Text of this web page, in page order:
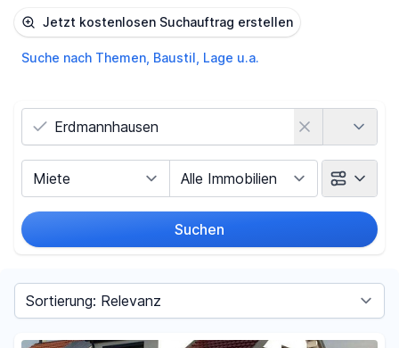
Jetzt kostenlosen Suchauftrag erstellen
Suche nach Themen, Baustil, Lage u.a.
Suchen
Sortieren nach